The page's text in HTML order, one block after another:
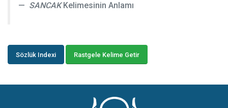
SANCAKKelimesinin Anlamı
Sözlük Indexi Rastgele Kelime Getir